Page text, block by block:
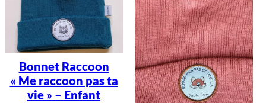
Bonnet Raccoon
« Me raccoon pas ta
vie » – Enfant